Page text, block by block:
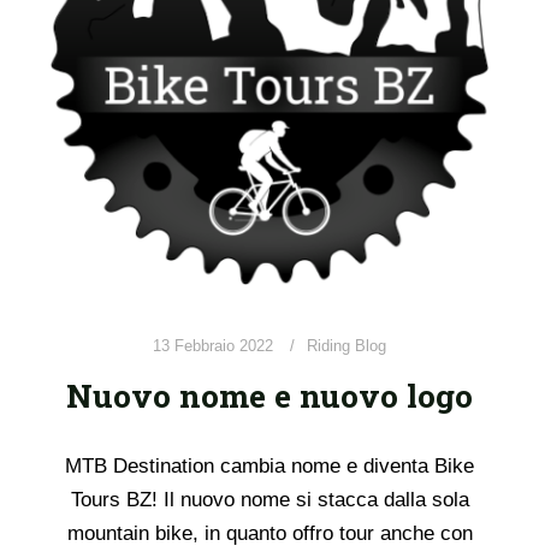
13 Febbraio 2022 Riding Blog
Nuovo nome e nuovo logo
MTB Destination cambia nome e diventa Bike
Tours BZ! Il nuovo nome si stacca dalla sola
mountain bike, in quanto offro tour anche con